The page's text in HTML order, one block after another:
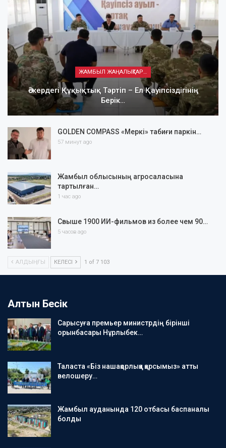
ЖАМБЫЛ ЖАҢАЛЫҚТАРЫ
Әскердегі Құқықтық Тәртіп – Ел Қауіпсіздігінің
Берік…
GOLDEN COMPASS «Меркі» табиғи паркін…
57 минут ago
Жамбыл облысының агросаласына
тартылған…
1 час ago
Свыше 1900 ИИ-фильмов из более чем 90…
5 часов ago
АЛДЫҢҒЫ КЕЛЕСІ 1 of 7 103
Алтын Бесік
Сарысуға премьер министрдің бірінші
орынбасары Нұрлыбек…
Таласта «Біз нашақорлыққа қарсымыз» атты
велошеру…
Жамбыл ауданында 120 отбасы баспаналы
болды